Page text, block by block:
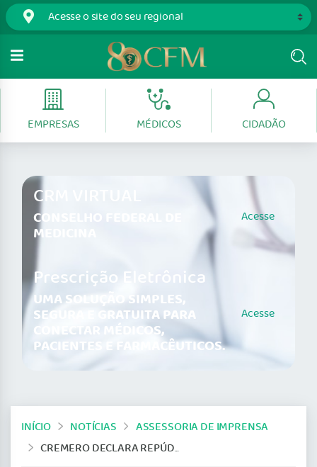
EMPRESAS MÉDICOS CIDADÃO
CRM VIRTUAL
CONSELHO FEDERAL DE
MEDICINA
Acesse
Prescrição Eletrônica
UMA SOLUÇÃO SIMPLES,
SEGURA E GRATUITA PARA
CONECTAR MÉDICOS,
PACIENTES E FARMACÊUTICOS.
Acesse
INÍCIO NOTÍCIAS
ASSESSORIA DE IMPRENSA
CREMERO DECLARA REPÚDIO À FORMA COMO GOVERNO DO ESTADO TRATA A SAÚDE